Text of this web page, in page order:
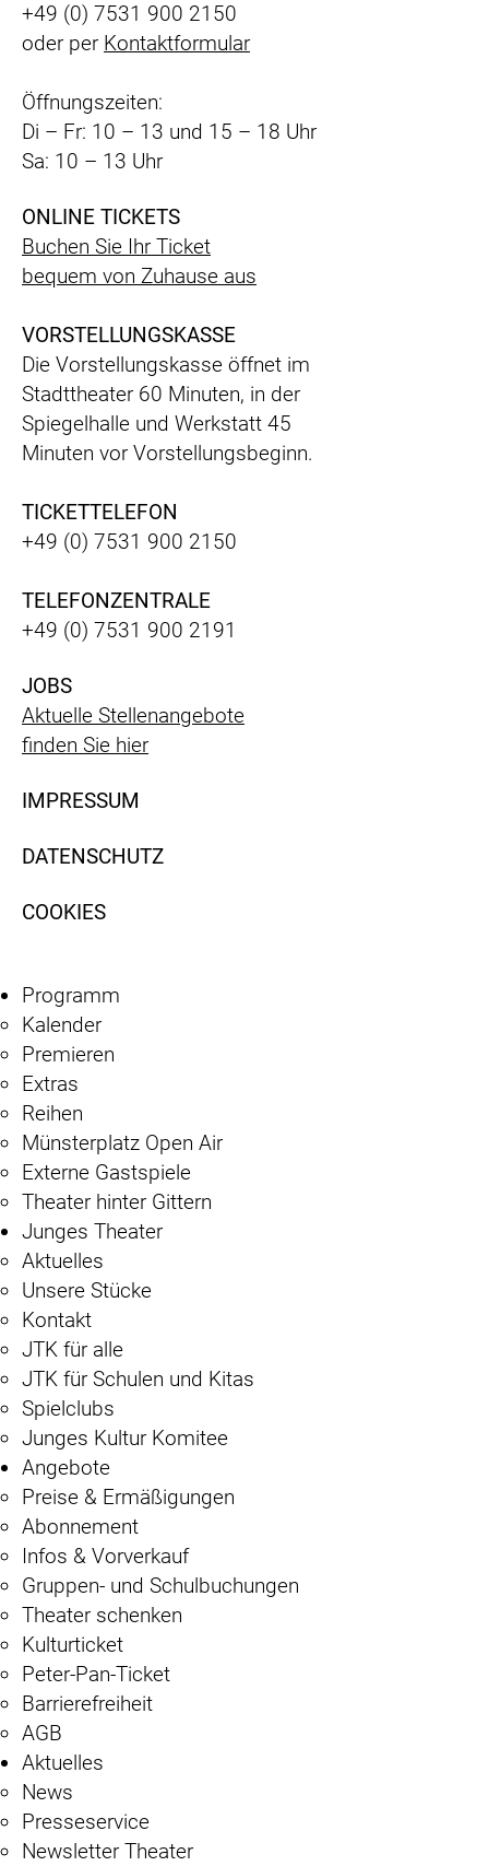
+49 (0) 7531 900 2150
oder per Kontaktformular
Öffnungszeiten:
Di – Fr: 10 – 13 und 15 – 18 Uhr
Sa: 10 – 13 Uhr
ONLINE TICKETS
Buchen Sie Ihr Ticket
bequem von Zuhause aus
VORSTELLUNGSKASSE
Die Vorstellungskasse öffnet im
Stadttheater 60 Minuten, in der
Spiegelhalle und Werkstatt 45
Minuten vor Vorstellungsbeginn.
TICKETTELEFON
+49 (0) 7531 900 2150
TELEFONZENTRALE
+49 (0) 7531 900 2191
JOBS
Aktuelle Stellenangebote
finden Sie hier
IMPRESSUM
DATENSCHUTZ
COOKIES
Programm
Kalender
Premieren
Extras
Reihen
Münsterplatz Open Air
Externe Gastspiele
Theater hinter Gittern
Junges Theater
Aktuelles
Unsere Stücke
Kontakt
JTK für alle
JTK für Schulen und Kitas
Spielclubs
Junges Kultur Komitee
Angebote
Preise & Ermäßigungen
Abonnement
Infos & Vorverkauf
Gruppen- und Schulbuchungen
Theater schenken
Kulturticket
Peter-Pan-Ticket
Barrierefreiheit
AGB
Aktuelles
News
Presseservice
Newsletter Theater